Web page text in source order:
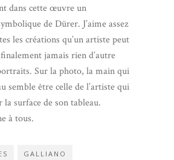
dans cette œuvre un
de Dürer. J’aime assez
les créations qu’un artiste peut
jamais rien d’autre
Sur la photo, la main qui
semble être celle de l’artiste qui
surface de son tableau.
à tous.
GALLIANO